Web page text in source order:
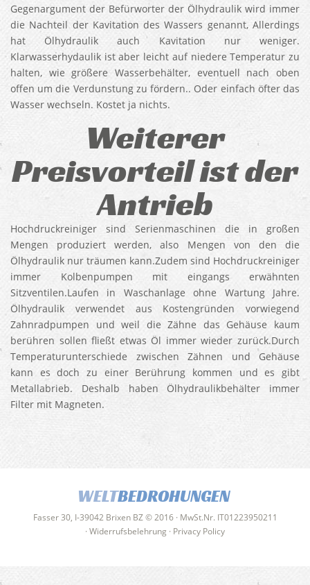
Gegenargument der Befürworter der Ölhydraulik wird immer
die Nachteil der Kavitation des Wassers genannt, Allerdings
hat Ölhydraulik auch Kavitation nur weniger.
Klarwasserhydaulik ist aber leicht auf niedere Temperatur zu
halten, wie größere Wasserbehälter, eventuell nach oben
offen um die Verdunstung zu fördern.. Oder einfach öfter das
Wasser wechseln. Kostet ja nichts.
Weiterer
Preisvorteil ist der
Antrieb
Hochdruckreiniger sind Serienmaschinen die in großen
Mengen produziert werden, also Mengen von den die
Ölhydraulik nur träumen kann.Zudem sind Hochdruckreiniger
immer Kolbenpumpen mit eingangs erwähnten
Sitzventilen.Laufen in Waschanlage ohne Wartung Jahre.
Ölhydraulik verwendet aus Kostengründen vorwiegend
Zahnradpumpen und weil die Zähne das Gehäuse kaum
berühren sollen fließt etwas Öl immer wieder zurück.Durch
Temperaturunterschiede zwischen Zähnen und Gehäuse
kann es doch zu einer Berührung kommen und es gibt
Metallabrieb. Deshalb haben Ölhydraulikbehälter immer
Filter mit Magneten.
WELTBEDROHUNGEN
Fasser 30, I-39042 Brixen BZ © 2016 · MwSt.Nr. IT01223950211
· Widerrufsbelehrung · Privacy Policy